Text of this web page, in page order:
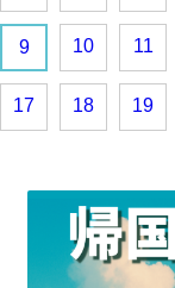
9 10 11
17 18 19